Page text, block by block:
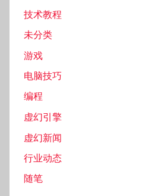
技术教程
未分类
游戏
电脑技巧
编程
虚幻引擎
虚幻新闻
行业动态
随笔